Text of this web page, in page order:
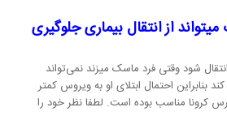
از انتقال بیماری جلوگیری
شود وقتی فرد ماسک میزند نمی‌تواند
بنابراین احتمال ابتلای او به ویروس کمتر
کرونا مناسب بوده است. لطفا نظر خود را